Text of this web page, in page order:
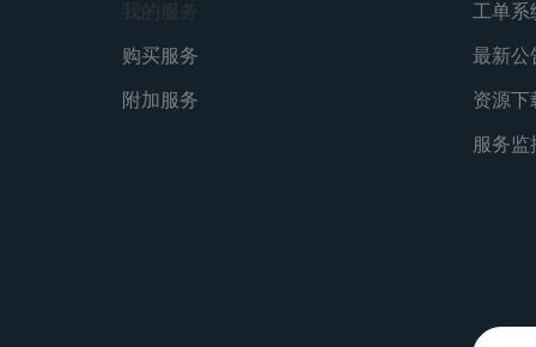
我的服务
购买服务
附加服务
工单系
最新公
资源下
服务监